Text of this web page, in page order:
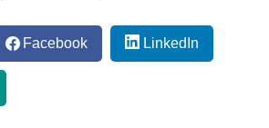
Facebook LinkedIn